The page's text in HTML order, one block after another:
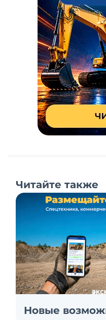
Читайте также
Новые